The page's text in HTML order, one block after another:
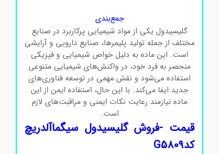
جمع‌بندی
گلیسیدول یکی از مواد شیمیایی پرکاربرد در صنایع
مختلف از جمله تولید پلیمرها، صنایع دارویی و آرایشی
است. این ماده به دلیل خواص شیمیایی و فیزیکی
منحصر به فرد خود، در واکنش‌های شیمیایی متنوعی
استفاده می‌شود و نقش مهمی در توسعه فناوری‌های
جدید ایفا می‌کند. با این حال، استفاده ایمن از این
ماده نیازمند رعایت نکات ایمنی و مراقبت‌های لازم
است.
قیمت -فروش گلیسیدول سیگماآلدریچ
کدG5809